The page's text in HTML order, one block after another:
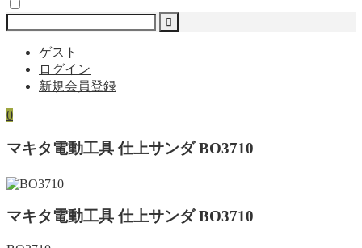
ゲスト
ログイン
新規会員登録
0
マキタ電動工具 仕上サンダ BO3710
マキタ電動工具 仕上サンダ BO3710